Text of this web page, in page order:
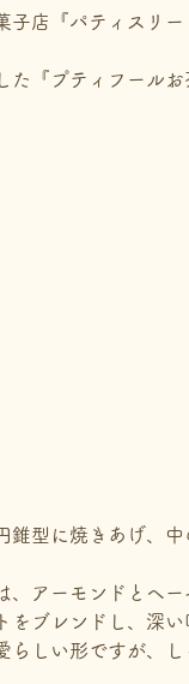
子店『パティスリー
た『プティフール
錐型に焼きあげ、
、アーモンドとヘ
をブレンドし、深
らしい形ですが、